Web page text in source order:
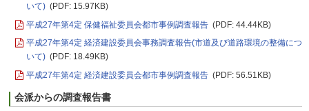
いて) (PDF: 15.97KB)
平成27年第4定 保健福祉委員会都市事例調査報告 (PDF: 44.44KB)
平成27年第4定 経済建設委員会事務調査報告(市道及び道路環境の整備につ
いて) (PDF: 18.49KB)
平成27年第4定 経済建設委員会都市事例調査報告 (PDF: 56.51KB)
会派からの調査報告書